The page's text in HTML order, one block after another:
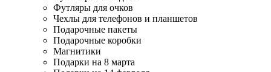
Футляры для очков
Чехлы для телефонов и планшетов
Подарочные пакеты
Подарочные коробки
Магнитики
Подарки на 8 марта